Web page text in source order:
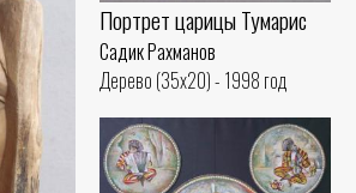
Портрет царицы Тумарис
Садик Рахманов
Дерево (35x20) - 1998 год